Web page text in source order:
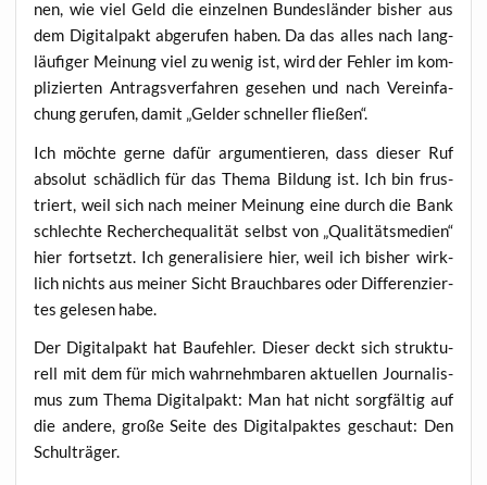
nen, wie viel Geld die ein­zel­nen Bun­des­län­der bis­her aus
dem Digi­tal­pakt abge­ru­fen haben. Da das alles nach lang­
läu­fi­ger Mei­nung viel zu wenig ist, wird der Feh­ler im kom­
pli­zier­ten Antrags­ver­fah­ren gese­hen und nach Ver­ein­fa­
chung geru­fen, damit „Gel­der schnel­ler fließen“.
Ich möch­te ger­ne dafür argu­men­tie­ren, dass die­ser Ruf
abso­lut schäd­lich für das The­ma Bil­dung ist. Ich bin frus­
triert, weil sich nach mei­ner Mei­nung eine durch die Bank
schlech­te Recher­che­qua­li­tät selbst von „Qua­li­täts­me­di­en“
hier fort­setzt. Ich gene­ra­li­sie­re hier, weil ich bis­her wirk­
lich nichts aus mei­ner Sicht Brauch­ba­res oder Dif­fe­ren­zier­
tes gele­sen habe.
Der Digi­tal­pakt hat Bau­feh­ler. Die­ser deckt sich struk­tu­
rell mit dem für mich wahr­nehm­ba­ren aktu­el­len Jour­na­lis­
mus zum The­ma Digi­tal­pakt: Man hat nicht sorg­fäl­tig auf
die ande­re, gro­ße Sei­te des Digi­tal­pak­tes geschaut: Den
Schulträger.